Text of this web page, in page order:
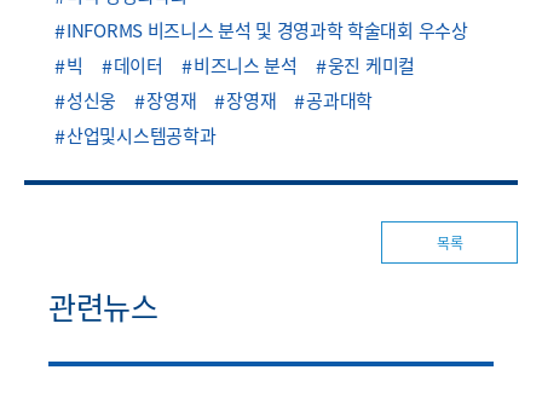
INFORMS 비즈니스 분석 및 경영과학 학술대회 우수상
빅
데이터 비즈니스 분석
웅진 케미컬
성신웅
장영재 장영재
공과대학
산업및시스템공학과
목록
관련뉴스